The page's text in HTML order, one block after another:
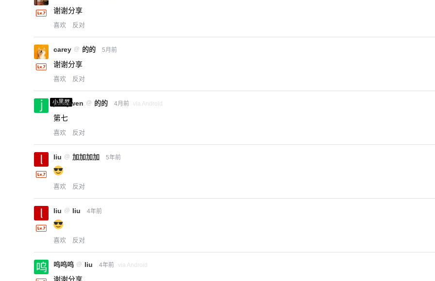
谢谢分享
喜欢 反对
carey @ 的的 5月前
谢谢分享
喜欢 反对
小黑屋
jiangwen @ 的的 4月前 via Android
第七
喜欢 反对
liu @ 加加加加 5年前
喜欢 反对
liu @ liu 4年前
喜欢 反对
呜呜呜 @ liu 4年前 via Android
谢谢分享